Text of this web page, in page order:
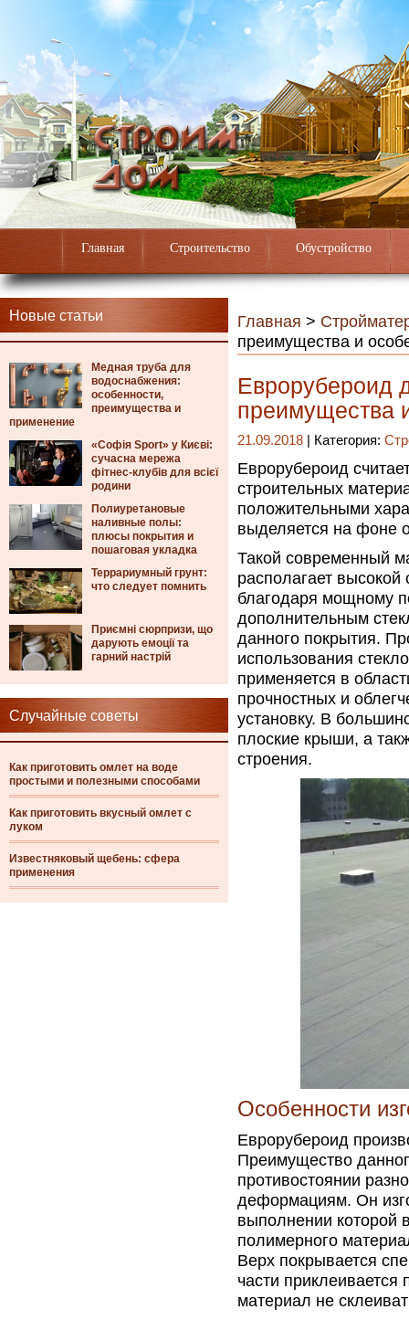
Главная Строительство Обустройство
Новые статьи
Медная труба для
водоснабжения:
особенности,
преимущества и
применение
«Софія Sport» у Києві:
сучасна мережа
фітнес-клубів для всієї
родини
Полиуретановые
наливные полы:
плюсы покрытия и
пошаговая укладка
Террариумный грунт:
что следует помнить
Приємні сюрпризи, що
дарують емоції та
гарний настрій
Случайные советы
Как приготовить омлет на воде
простыми и полезными способами
Как приготовить вкусный омлет с
луком
Известняковый щебень: сфера
применения
Главная >
преимущества и
Еврорубероид
преимущества
21.09.2018 | Категория:
Еврорубероид
строительных
положительными
выделяется на фоне
Такой современный
располагает
благодаря мощному
дополнительным
данного покрытия.
использования
применяется в
прочностных и
установку. В
плоские крыши, а
строения.
Особенности
Еврорубероид
Преимущество
противостоянии
деформациям. Он
выполнении которой
полимерного
Верх покрывается
части
материал не